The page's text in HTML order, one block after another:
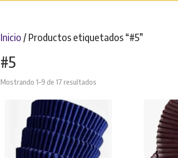
Inicio / Productos etiquetados “#5”
#5
Mostrando 1–9 de 17 resultadosSorted
latest